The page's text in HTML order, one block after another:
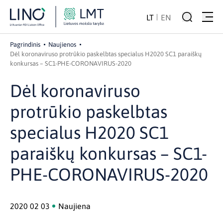
LT EN
Pagrindinis
Naujienos
Dėl koronaviruso protrūkio paskelbtas specialus H2020 SC1 paraiškų
konkursas – SC1-PHE-CORONAVIRUS-2020
Dėl koronaviruso
protrūkio paskelbtas
specialus H2020 SC1
paraiškų konkursas – SC1-
PHE-CORONAVIRUS-2020
2020 02 03 Naujiena